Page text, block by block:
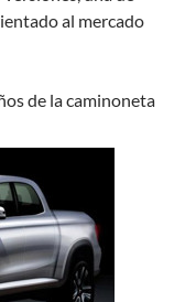
al mercado
de la caminoneta